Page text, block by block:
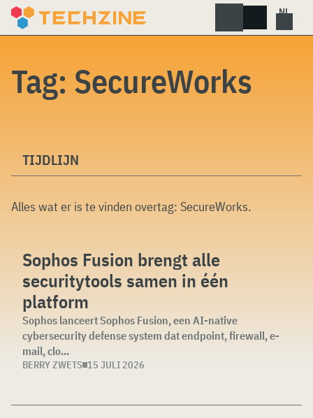
Skip
Tag: SecureWorks
TIJDLIJN
Alles wat er is te vinden overtag: SecureWorks.
Sophos Fusion brengt alle
securitytools samen in één
platform
Sophos lanceert Sophos Fusion, een AI-native
cybersecurity defense system dat endpoint, firewall, e-
mail, clo...
BERRY ZWETS 15 JULI 2026